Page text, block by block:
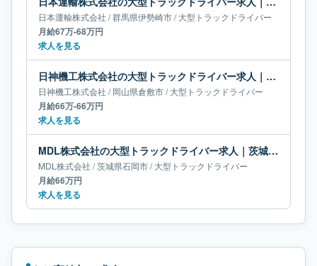
日本運輸株式会社 /群馬県伊勢崎市/大型トラックドライバー
月給67万-68万円
求人を見る
日神機工株式会社の大型トラックドライバー求人｜岡山県倉敷市｜月給66万-66万円
日神機工株式会社 /岡山県倉敷市/大型トラックドライバー
月給66万-66万円
求人を見る
MDL株式会社の大型トラックドライバー求人｜茨城県石岡市｜月給66万円
MDL株式会社 /茨城県石岡市/大型トラックドライバー
月給66万円
求人を見る